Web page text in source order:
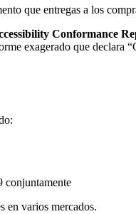
que entregas a los
Conformance
exagerado que
en varios mercados.